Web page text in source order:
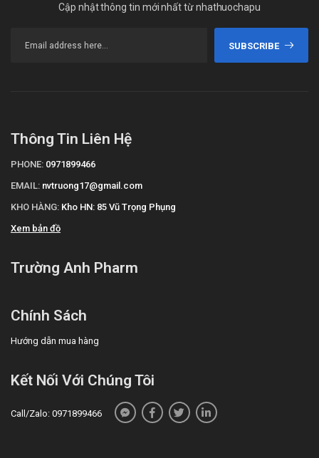
Cập nhật thông tin mới nhất từ nhathuochapu
SUBSCRIBE
Thông Tin Liên Hệ
PHONE: 0971899466
EMAIL: nvtruong17@gmail.com
KHO HÀNG: Kho HN: 85 Vũ Trọng Phụng
Xem bản đồ
Trường Anh Pharm
Chính Sách
Hướng dẫn mua hàng
Kết Nối Với Chúng Tôi
Call/Zalo: 0971899466